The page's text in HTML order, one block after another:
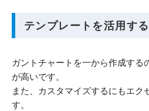
テンプレートを活用する
ガントチャートを一から作成する
が高いです。
また、カスタマイズするにもエク
す。